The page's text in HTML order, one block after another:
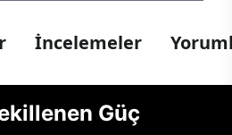
İncelemeler
Güç